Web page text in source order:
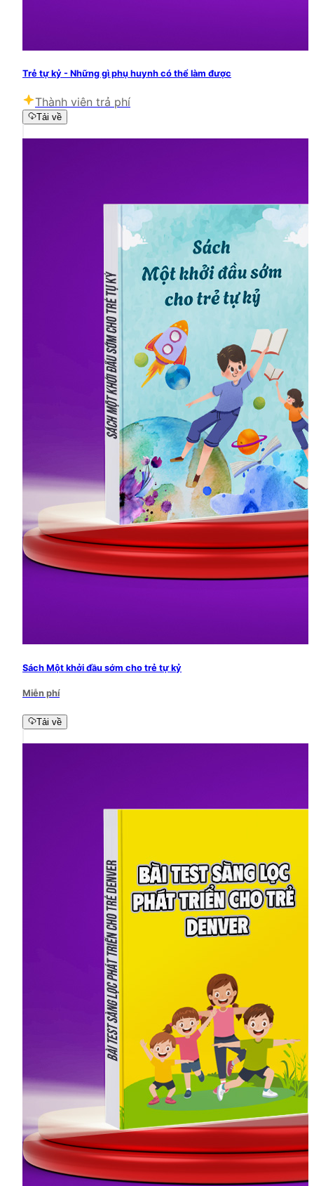
Trẻ tự kỷ - Những gì phụ huynh có thể làm được
Thành viên trả phí
Tải về
Sách Một khởi đầu sớm cho trẻ tự kỷ
Miễn phí
Tải về